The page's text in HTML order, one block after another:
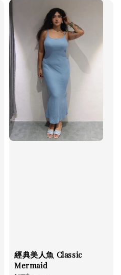
經典美人魚 Classic
Mermaid